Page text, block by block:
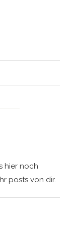
hier noch
posts von dir.